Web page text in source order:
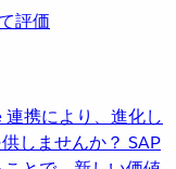
評価
連携により、進化し
しませんか？ SAP